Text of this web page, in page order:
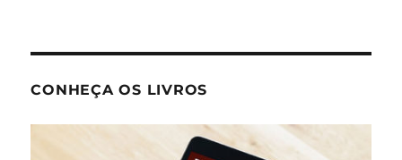
CONHEÇA OS LIVROS